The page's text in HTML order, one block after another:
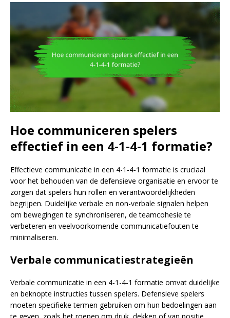
Hoe communiceren spelers
effectief in een 4-1-4-1 formatie?
Effectieve communicatie in een 4-1-4-1 formatie is cruciaal
voor het behouden van de defensieve organisatie en ervoor te
zorgen dat spelers hun rollen en verantwoordelijkheden
begrijpen. Duidelijke verbale en non-verbale signalen helpen
om bewegingen te synchroniseren, de teamcohesie te
verbeteren en veelvoorkomende communicatiefouten te
minimaliseren.
Verbale communicatiestrategieën
Verbale communicatie in een 4-1-4-1 formatie omvat duidelijke
en beknopte instructies tussen spelers. Defensieve spelers
moeten specifieke termen gebruiken om hun bedoelingen aan